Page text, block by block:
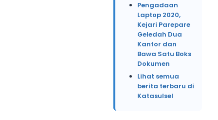
Pengadaan
Laptop 2020,
Kejari Parepare
Geledah Dua
Kantor dan
Bawa Satu Boks
Dokumen
Lihat semua
berita terbaru di
Katasulsel